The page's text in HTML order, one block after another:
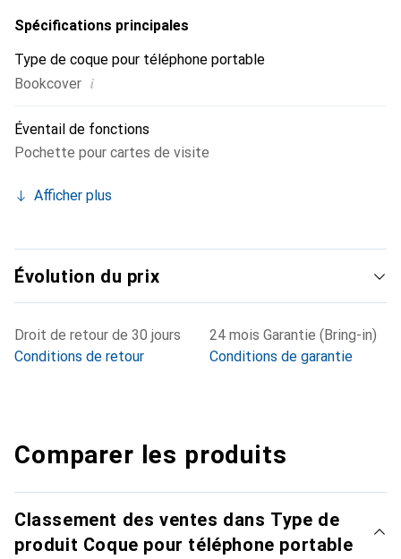
Spécifications principales
Type de coque pour téléphone portable
Bookcover i
Éventail de fonctions
Pochette pour cartes de visite
Afficher plus
Évolution du prix
Droit de retour de 30 jours
Conditions de retour
24 mois Garantie (Bring-in)
Conditions de garantie
Comparer les produits
Classement des ventes dans Type de
produit Coque pour téléphone portable